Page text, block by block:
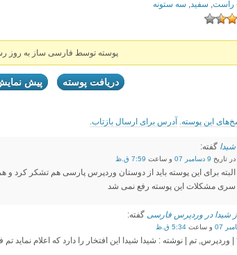
راست, سفید, سه ستونه
پوسته توسط فارسی ساز به روز
دريافت پوسته پيش
آدرس برای ارسال بازتاب.
شیدا گفته:
در تاریخ 9 دسامبر 07 و ساعت 7:59 ق.ظ
البته برای این پوسته باید از دوستان وردپرس پارسی هم تشکر کرد
سری مشکلات این پوسته رفع نمی شد
شیدا در وردپرس فارسی گفته:
و ساعت 5:34 ق.ظ